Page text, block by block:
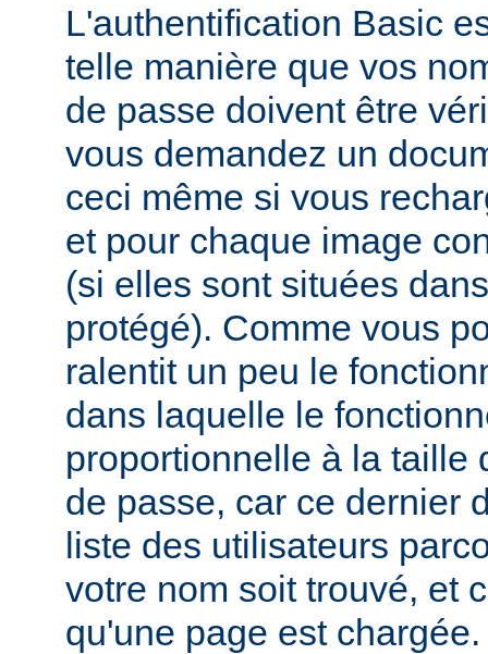
L'authentification Basic
telle manière que vos
de passe doivent être
vous demandez un
ceci même si vous
et pour chaque image
(si elles sont situées
protégé). Comme vous
ralentit un peu le
dans laquelle le
proportionnelle à la taille
de passe, car ce dernier
liste des utilisateurs
votre nom soit trouvé, et
qu'une page est chargée.